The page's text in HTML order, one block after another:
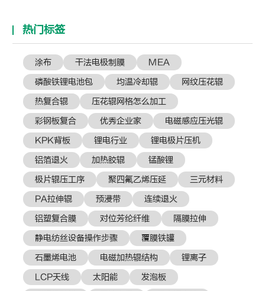
热门标签
涂布 干法电极制膜
MEA
磷酸铁锂电池包
均温冷却辊
网纹压花辊
热复合辊
压花辊网格怎么加工
彩钢板复合
优秀企业家
电磁感应压光辊
KPK背板
锂电行业
锂电极片压机
铝箔退火
加热胶辊
锰酸锂
极片辊压工序
聚四氟乙烯压延
三元材料
PA拉伸辊
预浸带
连续退火
铝塑复合膜
对位芳纶纤维
隔膜拉伸
静电纺丝设备操作步骤
覆膜铁罐
石墨烯电池
电磁加热辊结构
锂离子
LCP天线
太阳能
发泡板